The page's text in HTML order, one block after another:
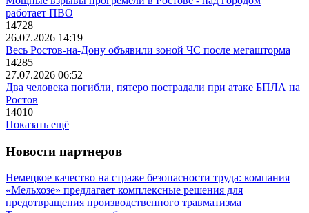
работает ПВО
14728
26.07.2026 14:19
Весь Ростов-на-Дону объявили зоной ЧС после мегашторма
14285
27.07.2026 06:52
Два человека погибли, пятеро пострадали при атаке БПЛА на
Ростов
14010
Показать ещё
Новости партнеров
Немецкое качество на страже безопасности труда: компания
«Мельхозе» предлагает комплексные решения для
предотвращения производственного травматизма